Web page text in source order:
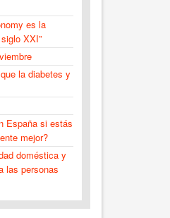
es la
XXI”
la diabetes y
España si estás
mejor?
doméstica y
las personas